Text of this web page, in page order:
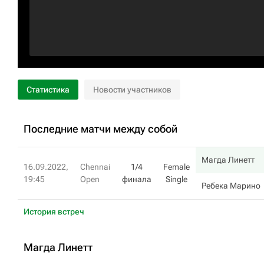
Статистика Новости участников
Последние матчи между собой
16.09.2022,
19:45
Chennai
Open
1/4
финала
Female
Single
Магда Линетт
Ребека Марино
История встреч
Магда Линетт